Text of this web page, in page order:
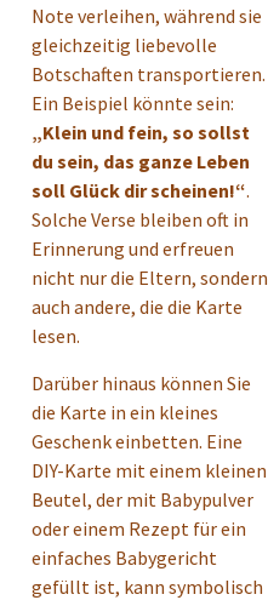
Note verleihen, während sie
gleichzeitig liebevolle
Botschaften transportieren.
Ein Beispiel könnte sein:
„Klein und fein, so sollst
du sein, das ganze Leben
soll Glück dir scheinen!“.
Solche Verse bleiben oft in
Erinnerung und erfreuen
nicht nur die Eltern, sondern
auch andere, die die Karte
lesen.
Darüber hinaus können Sie
die Karte in ein kleines
Geschenk einbetten. Eine
DIY-Karte mit einem kleinen
Beutel, der mit Babypulver
oder einem Rezept für ein
einfaches Babygericht
gefüllt ist, kann symbolisch